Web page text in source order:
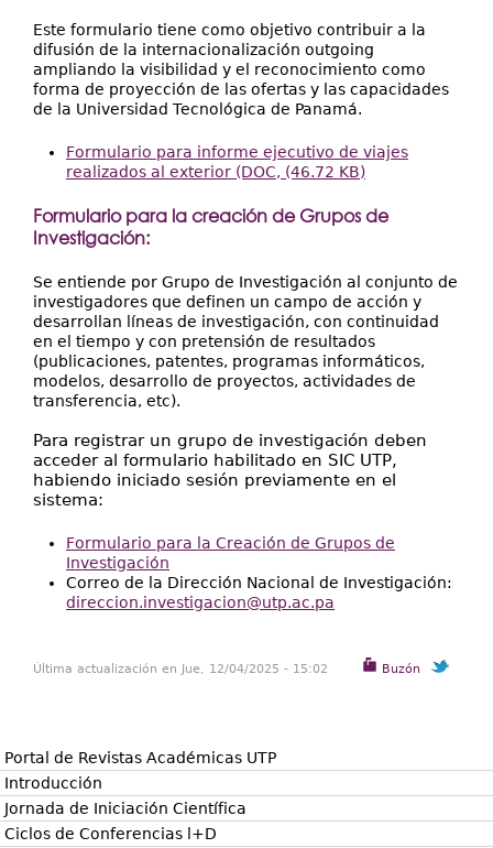
Este formulario tiene como objetivo contribuir a la
difusión de la internacionalización outgoing
ampliando la visibilidad y el reconocimiento como
forma de proyección de las ofertas y las capacidades
de la Universidad Tecnológica de Panamá.
Formulario para informe ejecutivo de viajes
realizados al exterior (DOC, (46.72 KB)
Formulario para la creación de Grupos de
Investigación:
Se entiende por Grupo de Investigación al conjunto de
investigadores que definen un campo de acción y
desarrollan líneas de investigación, con continuidad
en el tiempo y con pretensión de resultados
(publicaciones, patentes, programas informáticos,
modelos, desarrollo de proyectos, actividades de
transferencia, etc).
Para registrar un grupo de investigación deben
acceder al formulario habilitado en SIC UTP,
habiendo iniciado sesión previamente en el
sistema:
Formulario para la Creación de Grupos de
Investigación
Correo de la Dirección Nacional de Investigación:
direccion.investigacion@utp.ac.pa
Buzón
Última actualización en Jue, 12/04/2025 - 15:02
Portal de Revistas Académicas UTP
Introducción
Jornada de Iniciación Científica
Ciclos de Conferencias l+D